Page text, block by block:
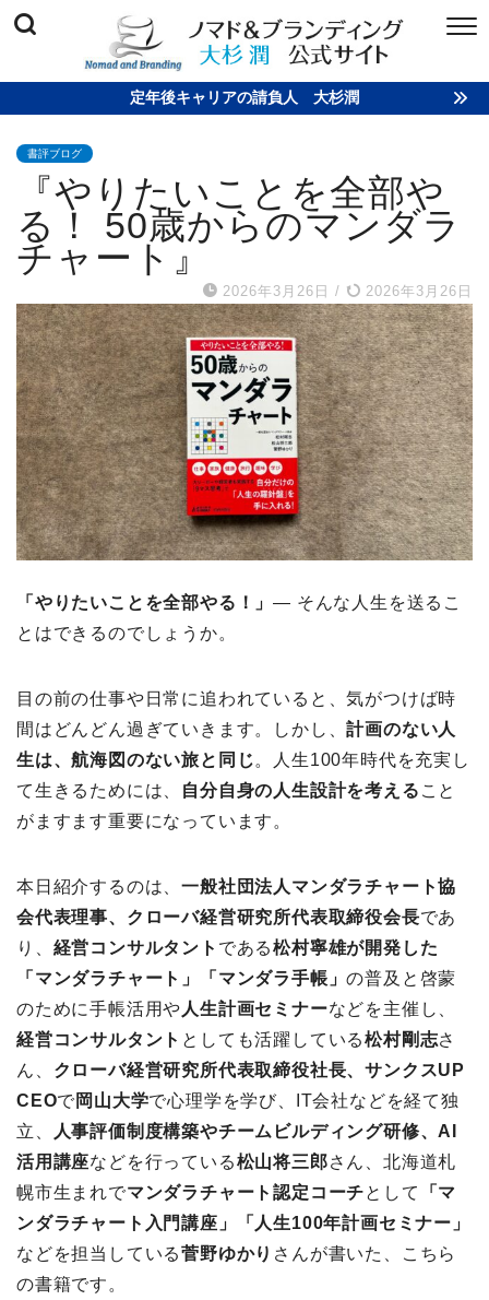
定年後キャリアの請負人 大杉潤
書評ブログ
『やりたいことを全部や
る！ 50歳からのマンダラ
チャート』
2026年3月26日 / 2026年3月26日
「やりたいことを全部やる！」― そんな人生を送るこ
とはできるのでしょうか。
目の前の仕事や日常に追われていると、気がつけば時
間はどんどん過ぎていきます。しかし、計画のない人
生は、航海図のない旅と同じ。人生100年時代を充実し
て生きるためには、
自分自身の人生設計を考える こと
がますます重要になっています。
本日紹介するのは、一般社団法人マンダラチャート協
会代表理事、クローバ経営研究所代表取締役会長であ
り、 経営コンサルタント である松村寧雄が開発した
「マンダラチャート」「マンダラ手帳」の普及と啓蒙
のために手帳活用や 人生計画セミナーなどを主催し、
経営コンサルタント としても活躍している松村剛志さ
ん、 クローバ経営研究所代表取締役社長、サンクスUP
CEOで 岡山大学で心理学を学び、IT会社などを経て独
立、
人事評価制度構築やチームビルディング研修、AI
活用講座などを行っている松山将三郎さん、北海道札
幌市生まれでマンダラチャート認定コーチとして
「マ
ンダラチャート入門講座」「人生100年計画セミナー」
などを担当している菅野ゆかり さんが書いた、こちら
の書籍です。